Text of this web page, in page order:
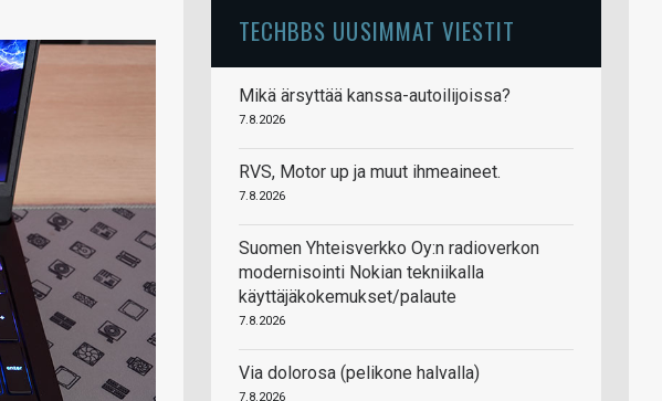
TECHBBS UUSIMMAT VIESTIT
Mikä ärsyttää kanssa-autoilijoissa?
7.8.2026
RVS, Motor up ja muut ihmeaineet.
7.8.2026
Suomen Yhteisverkko Oy:n radioverkon
modernisointi Nokian tekniikalla
käyttäjäkokemukset/palaute
7.8.2026
Via dolorosa (pelikone halvalla)
7.8.2026